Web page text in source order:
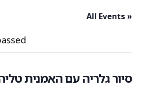
« All Events
סיור גלריה עם האמנית